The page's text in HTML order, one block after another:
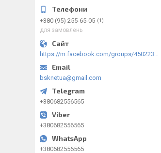
+380 (95) 255-65-05 1
для замовлень
https://m.facebook.com/groups/450223289123148/?ref=group_browse
bsknetua@gmail.com
+380682556565
+380682556565
+380682556565